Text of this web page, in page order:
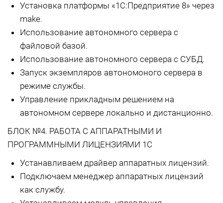
Установка платформы «1С:Предприятие 8» через
make.
Использование автономного сервера с
файловой базой.
Использование автономного сервера с СУБД.
Запуск экземпляров автономоного сервера в
режиме службы.
Управление прикладным решением на
автономном сервере локально и дистанционно.
БЛОК №4. РАБОТА С АППАРАТНЫМИ И
ПРОГРАММНЫМИ ЛИЦЕНЗИЯМИ 1С
Устанавливаем драйвер аппаратных лицензий.
Подключаем менеджер аппаратных лицензий
как службу.